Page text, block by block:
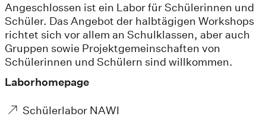
Angeschlossen ist ein Labor für Schülerinnen und
Schüler. Das Angebot der halbtägigen Workshops
richtet sich vor allem an Schulklassen, aber auch
Gruppen sowie Projektgemeinschaften von
Schülerinnen und Schülern sind willkommen.
Laborhomepage
Schülerlabor NAWI